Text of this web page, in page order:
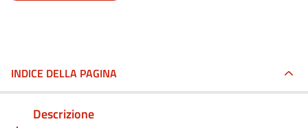
INDICE DELLA PAGINA
Descrizione